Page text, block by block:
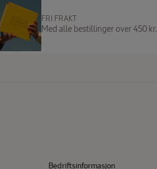
FRI FRAKT
Med alle bestillinger over 450 kr.
Bedriftsinformasjon